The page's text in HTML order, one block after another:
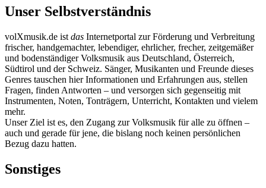
Unser Selbstverständnis
volXmusik.de ist das Internetportal zur Förderung und Verbreitung
frischer, handgemachter, lebendiger, ehrlicher, frecher, zeitgemäßer
und bodenständiger Volksmusik aus Deutschland, Österreich,
Südtirol und der Schweiz. Sänger, Musikanten und Freunde dieses
Genres tauschen hier Informationen und Erfahrungen aus, stellen
Fragen, finden Antworten – und versorgen sich gegenseitig mit
Instrumenten, Noten, Tonträgern, Unterricht, Kontakten und vielem
mehr.
Unser Ziel ist es, den Zugang zur Volksmusik für alle zu öffnen –
auch und gerade für jene, die bislang noch keinen persönlichen
Bezug dazu hatten.
Sonstiges